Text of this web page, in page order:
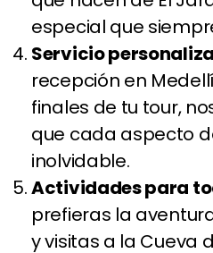
especial que
Servicio
recepción en
finales de tu tour,
que cada aspecto
inolvidable.
Actividades para
prefieras la
y visitas a la Cueva